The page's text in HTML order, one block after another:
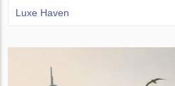
Luxe Haven